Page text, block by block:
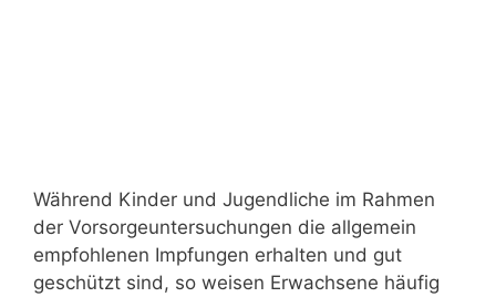
Während Kinder und Jugendliche im Rahmen
der Vorsorgeuntersuchungen die allgemein
empfohlenen Impfungen erhalten und gut
geschützt sind, so weisen Erwachsene häufig